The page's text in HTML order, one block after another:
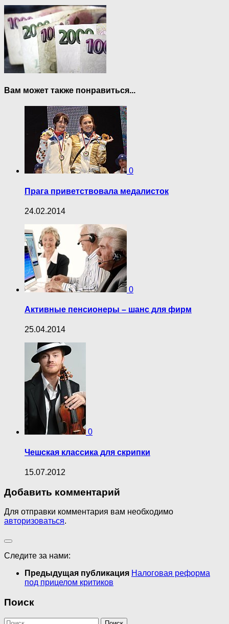
Вам может также понравиться...
0
Прага приветствовала медалисток
24.02.2014
0
Активные пенсионеры – шанс для фирм
25.04.2014
0
Чешская классика для скрипки
15.07.2012
Добавить комментарий
Для отправки комментария вам необходимо
авторизоваться.
Следите за нами:
Предыдущая публикация Налоговая реформа
под прицелом критиков
Поиск
Найти: